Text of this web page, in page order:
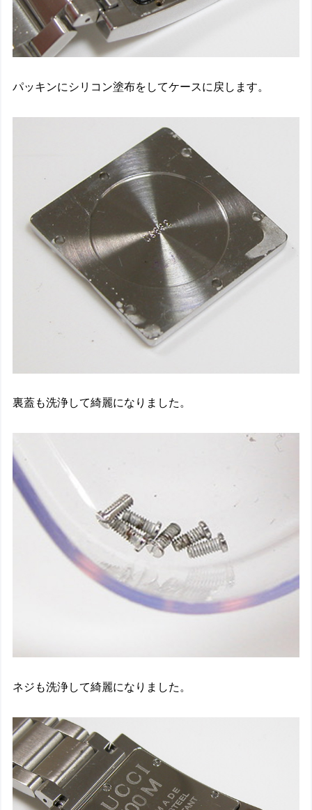
パッキンにシリコン塗布をしてケースに戻します。
裏蓋も洗浄して綺麗になりました。
ネジも洗浄して綺麗になりました。